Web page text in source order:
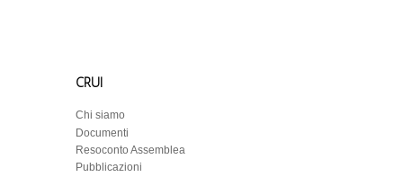
CRUI
Chi siamo
Documenti
Resoconto Assemblea
Pubblicazioni